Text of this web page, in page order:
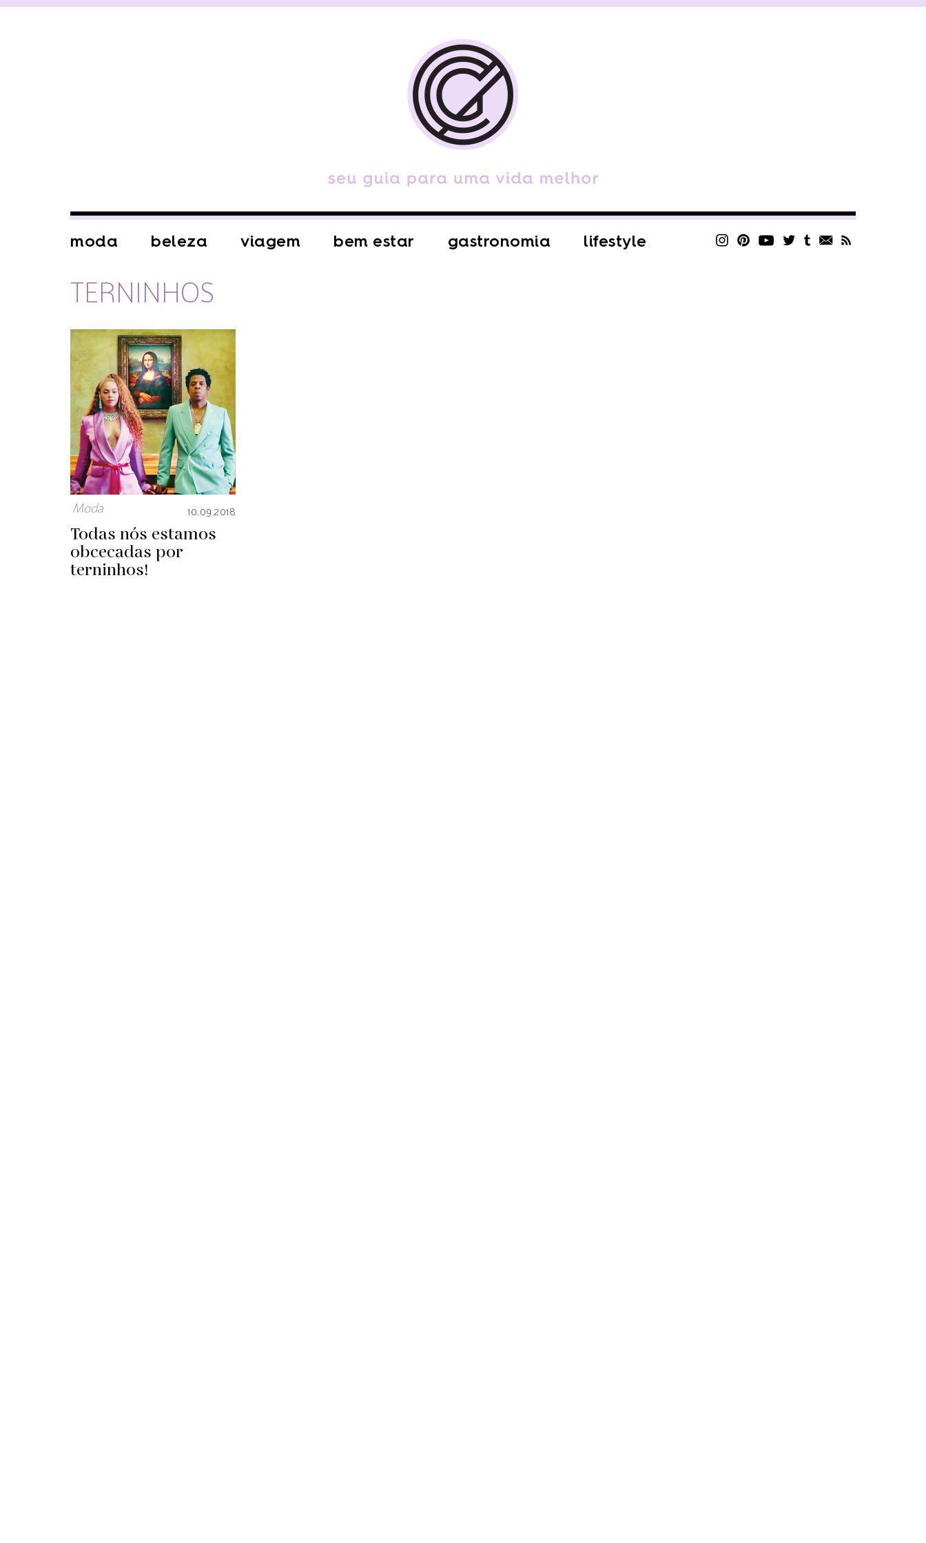
moda beleza viagem bem estar gastronomia lifestyle
TERNINHOS
Moda 10.09.2018
Todas nós estamos
obcecadas por
terninhos!